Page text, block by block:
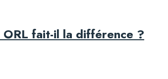
ORL fait-il la différence ?